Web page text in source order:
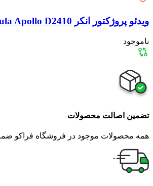
ویدئو پروژکتور انکر Nebula Apollo D2410
ناموجود
تضمین اصالت محصولات
همه محصولات موجود در فروشگاه فراکو